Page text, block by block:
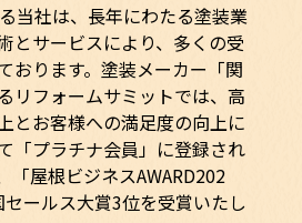
当社は、長年にわたる塗装業
とサービスにより、多くの受
おります。塗装メーカー「関
リフォームサミットでは、高
とお客様への満足度の向上に
「プラチナ会員」に登録され
「屋根ビジネスAWARD202
ールス大賞3位を受賞いたし